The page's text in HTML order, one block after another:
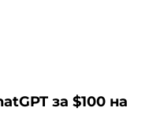
за $100 на